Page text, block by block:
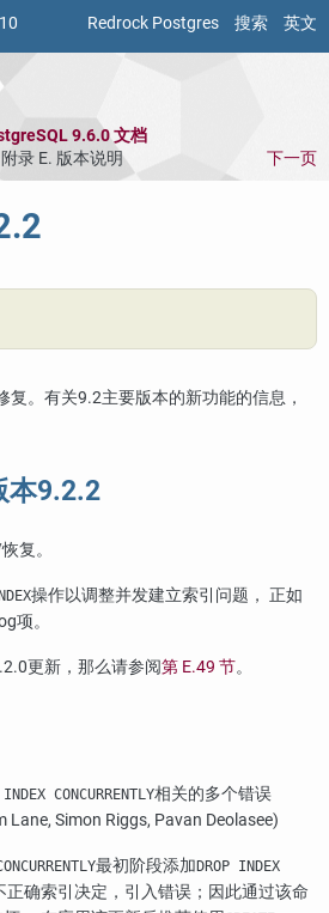
Redrock Postgres 搜索 英文
10
9.6.0 文档
附录 E. 版本说明 下一页
。有关9.2主要版本的新功能的信息，
本9.2.2
复。
操作以调整并发建立索引问题， 正如
项。
更新，那么请参阅第 E.49 节。
CONCURRENTLY相关的多个错误
Lane, Simon Riggs, Pavan Deolasee)
最初阶段添加 DROP INDEX
正确索引决定，引入错误；因此通过该命